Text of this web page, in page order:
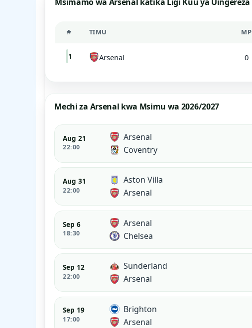
# TIMU MP
1 Arsenal 0
Mechi za Arsenal kwa Msimu wa 2026/2027
Aug 21
22:00
Arsenal
Coventry
Aug 31
22:00
Aston Villa
Arsenal
Sep 6
18:30
Arsenal
Chelsea
Sep 12
22:00
Sunderland
Arsenal
Sep 19
17:00
Brighton
Arsenal